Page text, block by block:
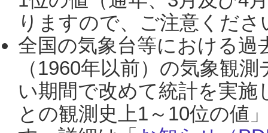
りますので、ご注意くだ
全国の気象台等における過
（1960年以前）の気象観
い期間で改めて統計を実
との観測史上1～10位の値